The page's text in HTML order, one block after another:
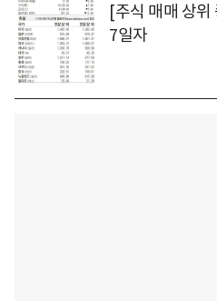
[주식 매매 상위
7일자